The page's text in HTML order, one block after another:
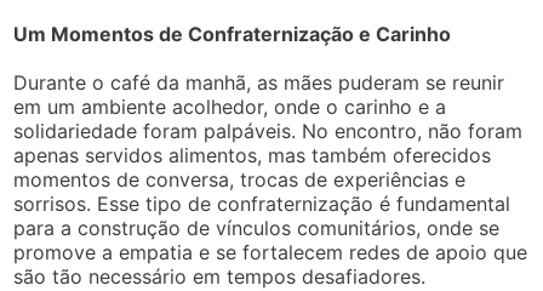
Um Momentos de Confraternização e Carinho
Durante o café da manhã, as mães puderam se reunir
em um ambiente acolhedor, onde o carinho e a
solidariedade foram palpáveis. No encontro, não foram
apenas servidos alimentos, mas também oferecidos
momentos de conversa, trocas de experiências e
sorrisos. Esse tipo de confraternização é fundamental
para a construção de vínculos comunitários, onde se
promove a empatia e se fortalecem redes de apoio que
são tão necessário em tempos desafiadores.